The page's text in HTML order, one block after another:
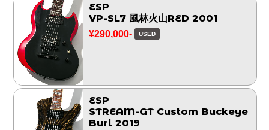
ESP
VP-SL7 風林火山RED 2001
¥290,000- USED
ESP
STREAM-GT Custom Buckeye
Burl 2019